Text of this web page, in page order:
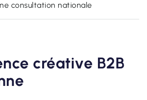
consultation nationale
créative B2B